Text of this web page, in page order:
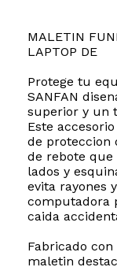
MALETIN
LAPTOP DE
Protege tu
SANFAN
superior y un
Este
de proteccion
de rebote
lados y
evita rayones
computadora
caida
Fabricado
maletin